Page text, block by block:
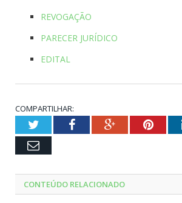
REVOGAÇÃO
PARECER JURÍDICO
EDITAL
COMPARTILHAR:
TwitterFacebookGoogle+
Email
CONTEÚDO RELACIONADO